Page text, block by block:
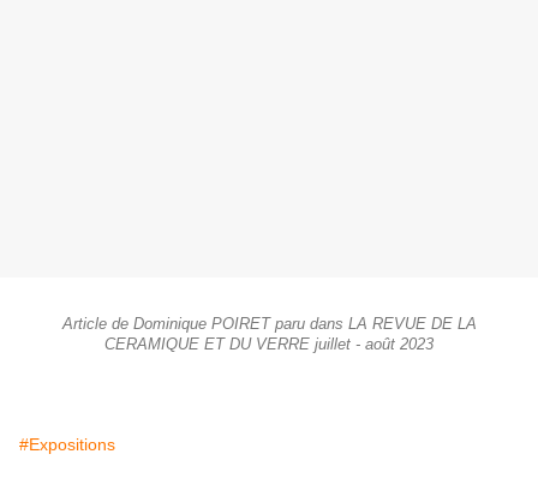
Article de Dominique POIRET paru dans LA REVUE DE LA
CERAMIQUE ET DU VERRE juillet - août 2023
#Expositions